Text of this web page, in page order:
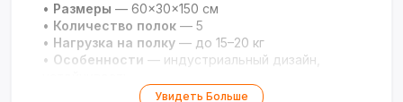
• Размеры — 60×30×150 см
• Количество полок — 5
• Нагрузка на полку — до 15–20 кг
• Особенности — индустриальный дизайн,
Увидеть Больше